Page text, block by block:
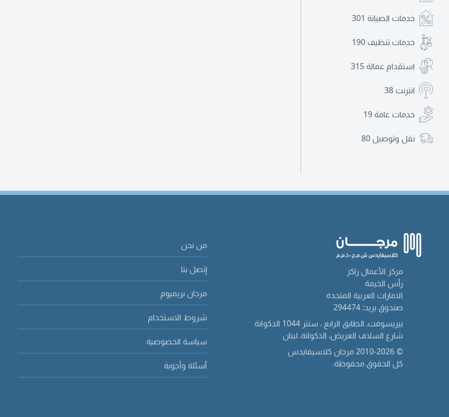
خدمات الصيانة 301
خدمات تنظيف 190
استقدام عمالة 315
انترنت 38
خدمات عامة 19
نقل وتوصيل 80
مركز الأعمال راكز
رأس الخيمة
الامارات العربية المتحدة
صندوق بريد: 294474
بيريسوفت، الطابق الرابع ، سنتر 1044 الدكوانة
شارع السلاف العريض، الدكوانة، لبنان
© 2010-2026 مرجان كلاسيفايدس
كل الحقوق محفوظة.
من نحن
إتصل بنا
مرجان بريميوم
شروط الاستخدام
سياسة الخصوصية
أسئلة وأجوبة